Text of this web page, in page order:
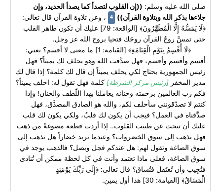
صلى الله عليه وسلم: ((إن القلوب لتصدأ كما يصدأ الحديد، وإن
جلاءها بذكر الله وبتلاوة القرآن)) 4 ، وعن تلاوة القرآن قال تعالى:
﴿لَا يَمَسُّهُ إِلَّا الْمُطَهَّرُونَ﴾ [الواقعة: 79] عليك أن تكون طاهر القلب
حتى تمسَّ روحُ القرآن روحَك فتحيا بروح الله عز وجل.
﴿لَا أُقْسِمُ بِيَوْمِ الْقِيَامَةِ﴾ [القيامة: 1] ما معنى لا أقسم؟ يعني:
أقسم وأقسم وأقسم، فهل صدَّقت الله وهو يحلف لك يميناً؟ فهل
رئيس الجمهورية يحتاج لكي يحلف يميناً إن قال لك كلمة؟ إذا قال لك
مدير المخفر [رئيس مركز الشرطة] كلمة فهل تقول له: احلف يميناً؟
فكم رب العالمين برحمته وحنانه يعاملنا بهذا اللّطف والحنان! وإذا
كنتم لا تصدّقونني سأحلف لكم، والله هو الصادق المصدَّق، فهل
صدَّقناه في العمل؟ فيجب أن يكون لك قلبٌ، ولكي يكون لك قلب
عليك أن تبحث عن طبيب القلوب.. إذا أردت قطعة مصوغةً من ذهب
فهل تذهب إلى سوق الخضروات؟ وعندما تريد خضاراً هل تذهب إلى
سوق الصاغة وتقول لهم: هل عندكم فجل وبصل؟ فالذهب يوجد في
سوق الصاغة، فعلى ماذا تعتمد وأنت في كل لحظة ممكن أن تُنادى
فتُجِيب وأن تُعتَقل فتُساق؟ قال تعالى: ﴿إِلَى رَبِّكَ يَوْمَئِذٍ
الْمَسَاقُ﴾ [القيامة: 30] هذا أول يمين.